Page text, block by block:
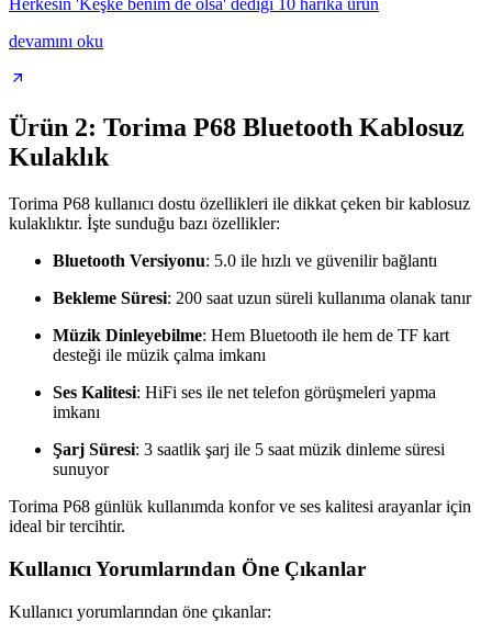
Herkesin 'Keşke benim de olsa' dediği 10 harika ürün
devamını oku
Ürün 2: Torima P68 Bluetooth Kablosuz
Kulaklık
Torima P68 kullanıcı dostu özellikleri ile dikkat çeken bir kablosuz
kulaklıktır. İşte sunduğu bazı özellikler:
Bluetooth Versiyonu: 5.0 ile hızlı ve güvenilir bağlantı
Bekleme Süresi: 200 saat uzun süreli kullanıma olanak tanır
Müzik Dinleyebilme: Hem Bluetooth ile hem de TF kart
desteği ile müzik çalma imkanı
Ses Kalitesi: HiFi ses ile net telefon görüşmeleri yapma
imkanı
Şarj Süresi: 3 saatlik şarj ile 5 saat müzik dinleme süresi
sunuyor
Torima P68 günlük kullanımda konfor ve ses kalitesi arayanlar için
ideal bir tercihtir.
Kullanıcı Yorumlarından Öne Çıkanlar
Kullanıcı yorumlarından öne çıkanlar: